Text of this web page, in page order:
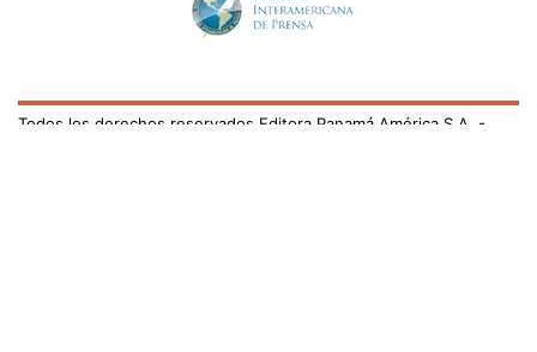
Todos los derechos reservados Editora Panamá América S.A. -